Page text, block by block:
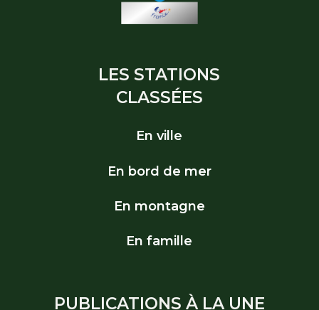
LES STATIONS
CLASSÉES
En ville
En bord de mer
En montagne
En famille
PUBLICATIONS À LA UNE